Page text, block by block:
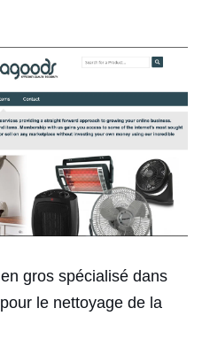
en gros spécialisé dans
pour le nettoyage de la